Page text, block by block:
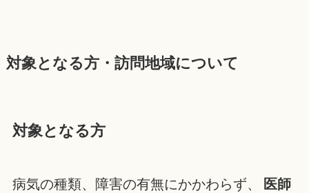
対象となる方・訪問地域について
対象となる方
病気の種類、障害の有無にかかわらず、
医師